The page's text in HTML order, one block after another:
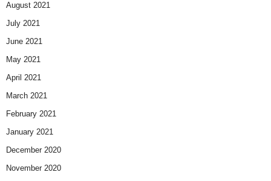
August 2021
July 2021
June 2021
May 2021
April 2021
March 2021
February 2021
January 2021
December 2020
November 2020